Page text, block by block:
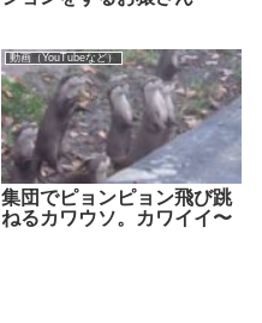
動画（YouTubeなど）
集団でピョンピョン飛び跳
ねるカワウソ。カワイイ〜